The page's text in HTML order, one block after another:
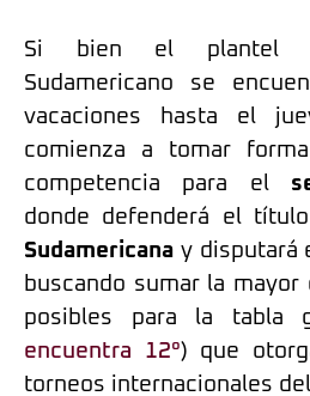
Si bien el plantel
Sudamericano se
vacaciones hasta el
comienza a tomar
competencia para el
donde defenderá el
Sudamericana y disputará
buscando sumar la
posibles para la tabla
encuentra 12°) que
torneos internacionales